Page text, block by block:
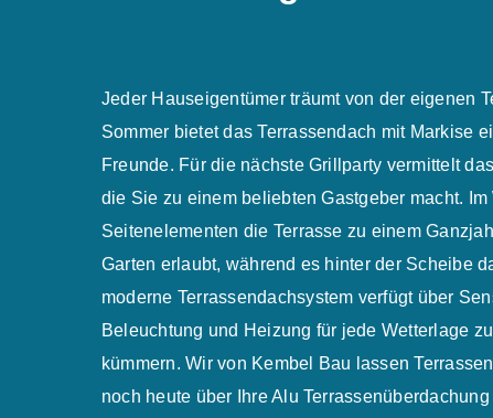
Jeder Hauseigentümer träumt von der eigenen
Sommer bietet das Terrassendach mit Markise
Freunde. Für die nächste Grillparty vermittelt
die Sie zu einem beliebten Gastgeber macht.
Seitenelementen die Terrasse zu einem
Garten erlaubt, während es hinter der Scheibe
moderne Terrassendachsystem verfügt über
Beleuchtung und Heizung für jede Wetterlage
kümmern. Wir von Kembel Bau lassen
noch heute über Ihre Alu